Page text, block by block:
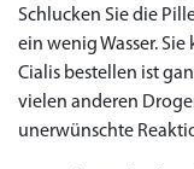
Schlucken Sie die
ein wenig Wasser.
Cialis bestellen ist
vielen anderen
unerwünschte